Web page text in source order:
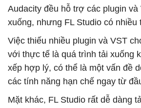
Audacity đều hỗ trợ các plugin và
xuống, nhưng FL Studio có nhiều
Việc thiếu nhiều plugin và VST
với thực tế là quá trình tải xuống
xếp hợp lý, có thể là một vấn đề
các tính năng hạn chế ngay từ
Mặt khác, FL Studio rất dễ dàng